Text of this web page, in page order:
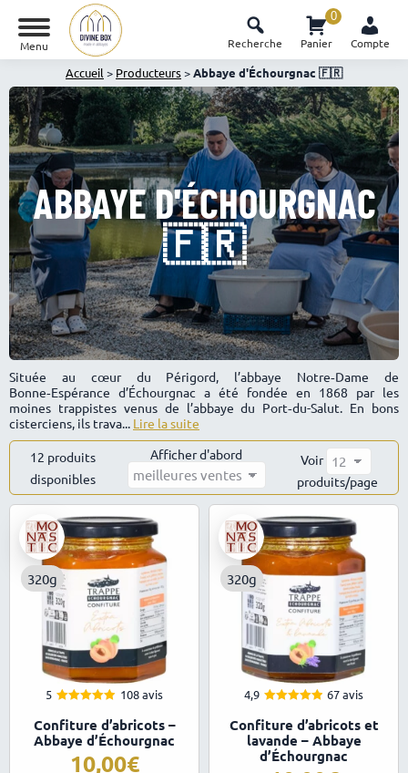
Menu Recherche Panier
0
Compte
Accueil > Producteurs>Abbaye d'Échourgnac 🇫🇷
ABBAYE D'ÉCHOURGNAC
🇫🇷
Située au cœur du Périgord, l’abbaye Notre‑Dame de
Bonne‑Espérance d’Échourgnac a été fondée en 1868 par les
moines trappistes venus de l’abbaye du Port‑du-Salut. En bons
cisterciens, ils trava... Lire la suite
12 produits
disponibles
par
popularité
Afficher d'abord
Voir
produits/page
320g
5
sur 5
108 avis
Confiture d’abricots –
Abbaye d’Échourgnac
10,00
320g
4,9
sur 5
67 avis
Confiture d’abricots et
lavande – Abbaye
d’Échourgnac